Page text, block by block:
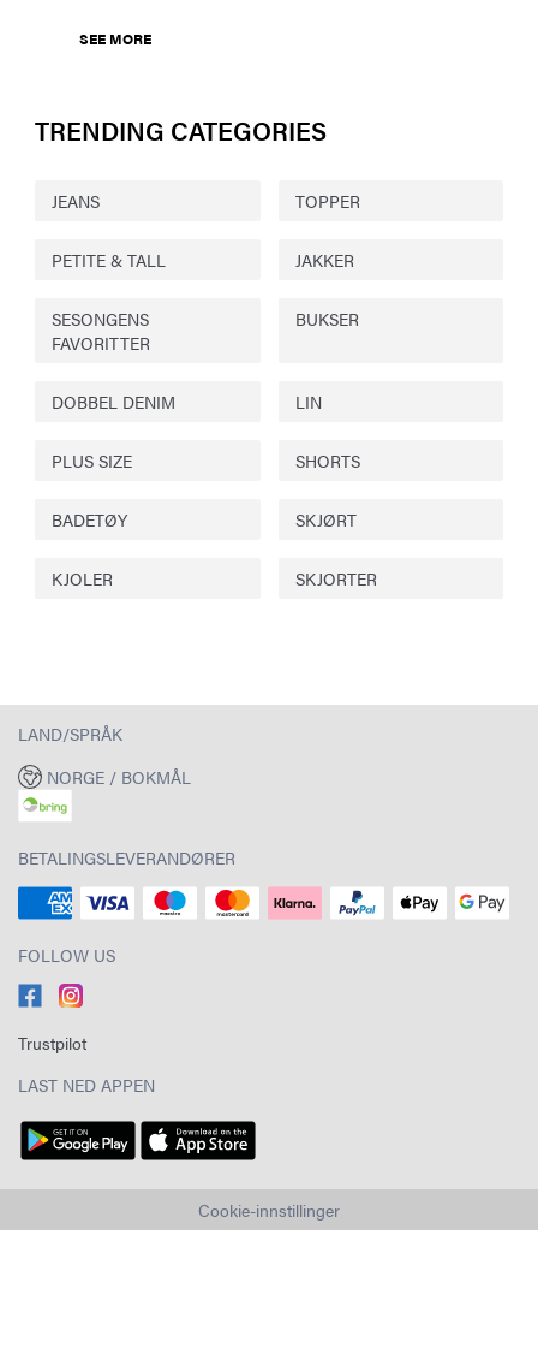
SEE MORE
TRENDING CATEGORIES
JEANS TOPPER
PETITE & TALL JAKKER
SESONGENS
FAVORITTER
BUKSER
DOBBEL DENIM LIN
PLUS SIZE SHORTS
BADETØY SKJØRT
KJOLER SKJORTER
LAND/SPRÅK
NORGE / BOKMÅL
BETALINGSLEVERANDØRER
FOLLOW US
Trustpilot
LAST NED APPEN
Cookie-innstillinger